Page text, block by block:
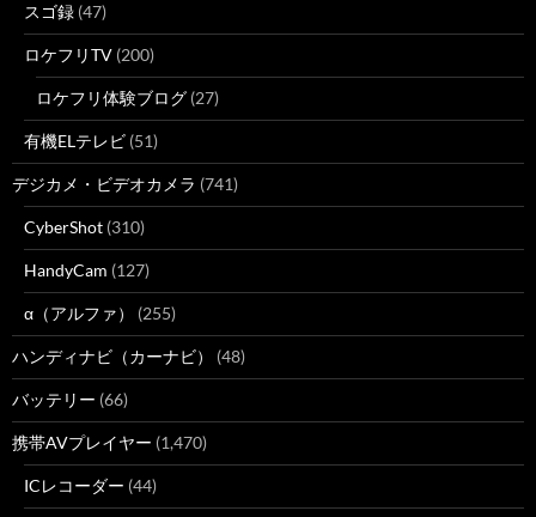
スゴ録 (47)
ロケフリTV (200)
ロケフリ体験ブログ (27)
有機ELテレビ (51)
デジカメ・ビデオカメラ (741)
CyberShot (310)
HandyCam (127)
α（アルファ） (255)
ハンディナビ（カーナビ） (48)
バッテリー (66)
携帯AVプレイヤー (1,470)
ICレコーダー (44)